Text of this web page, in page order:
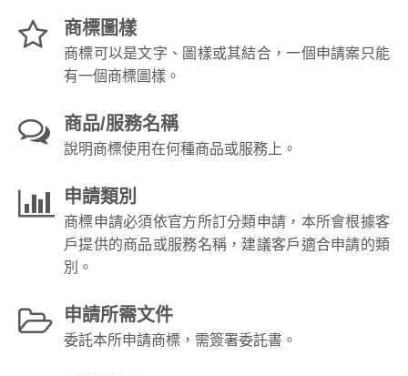
商標圖樣
商標可以是文字、圖樣或其結合，一個申請案只能
有一個商標圖樣。
商品/服務名稱
說明商標使用在何種商品或服務上。
申請類別
商標申請必須依官方所訂分類申請，本所會根據客
戶提供的商品或服務名稱，建議客戶適合申請的類
別。
申請所需文件
委託本所申請商標，需簽署委託書。